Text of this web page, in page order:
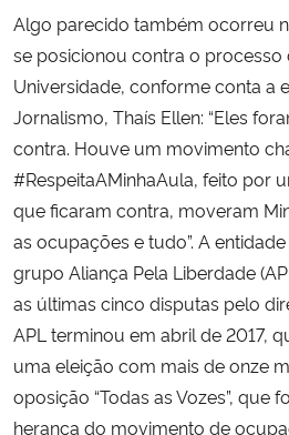
Algo parecido também ocorreu
se posicionou contra o processo
Universidade, conforme conta a
Jornalismo, Thaís Ellen: “Eles
contra. Houve um movimento
#RespeitaAMinhaAula, feito por
que ficaram contra, moveram
as ocupações e tudo”. A
grupo Aliança Pela Liberdade
as últimas cinco disputas pelo
APL terminou em abril de 2017,
uma eleição com mais de onze
oposição “Todas as Vozes”, que
herança do movimento de